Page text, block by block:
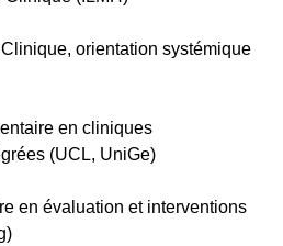
orientation systémique
en cliniques
(UCL, UniGe)
en évaluation et interventions